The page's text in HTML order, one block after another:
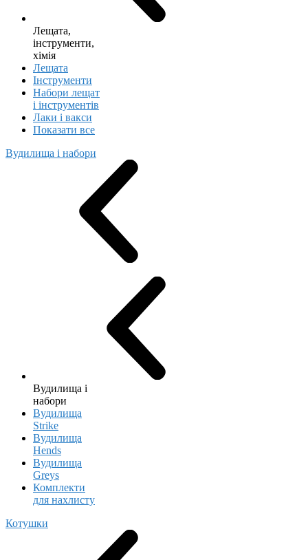
Лещата,
інструменти,
хімія
Лещата
Інструменти
Набори лещат
і інструментів
Лаки і вакси
Показати все
Вудилища і набори
Вудилища і
набори
Вудилища
Strike
Вудилища
Hends
Вудилища
Greys
Комплекти
для нахлисту
Котушки